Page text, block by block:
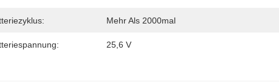
Mehr Als 2000mal
25,6 V